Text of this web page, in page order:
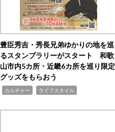
豊臣秀吉・秀長兄弟ゆかりの地を巡
るスタンプラリーがスタート 和歌
山市内5カ所・近畿6カ所を巡り限定
グッズをもらおう
カルチャー ライフスタイル